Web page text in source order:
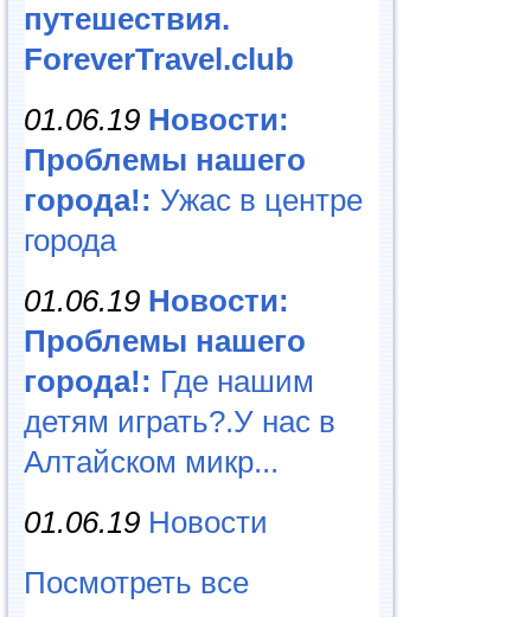
путешествия.
ForeverTravel.club
01.06.19 Новости:
Проблемы нашего
города!: Ужас в центре
города
01.06.19 Новости:
Проблемы нашего
города!: Где нашим
детям играть?.У нас в
Алтайском микр...
01.06.19 Новости
Посмотреть все